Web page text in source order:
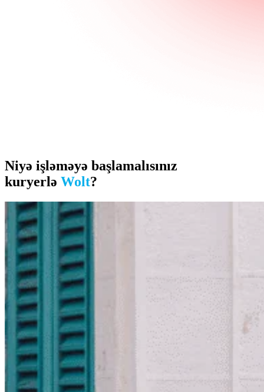
Niyə işləməyə başlamalısınız
kuryerlə Wolt?